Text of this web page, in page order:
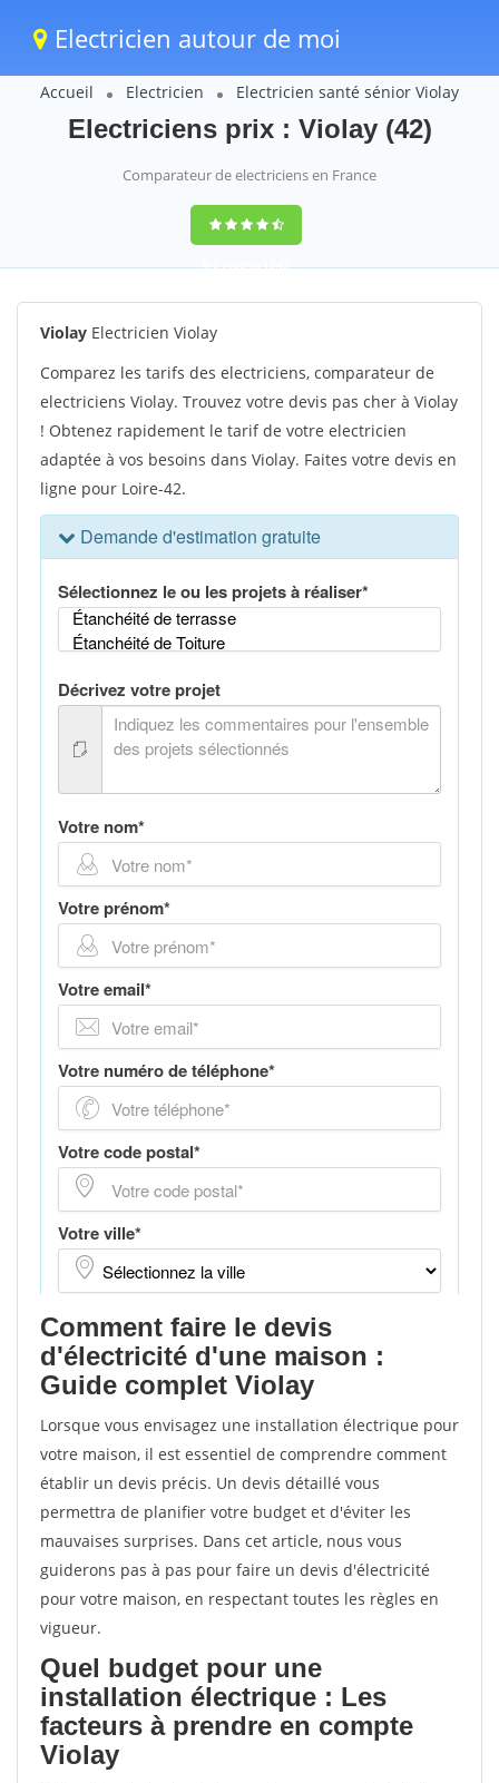
Electricien autour de moi
Accueil Electricien Electricien santé sénior Violay
Electriciens prix : Violay (42)
Comparateur de electriciens en France
9,2(100%)1242
votes
Violay Electricien Violay
Comparez les tarifs des electriciens, comparateur de
electriciens Violay. Trouvez votre devis pas cher à Violay
! Obtenez rapidement le tarif de votre electricien
adaptée à vos besoins dans Violay. Faites votre devis en
ligne pour Loire-42.
Comment faire le devis
d'électricité d'une maison :
Guide complet Violay
Lorsque vous envisagez une installation électrique pour
votre maison, il est essentiel de comprendre comment
établir un devis précis. Un devis détaillé vous
permettra de planifier votre budget et d'éviter les
mauvaises surprises. Dans cet article, nous vous
guiderons pas à pas pour faire un devis d'électricité
pour votre maison, en respectant toutes les règles en
vigueur.
Quel budget pour une
installation électrique : Les
facteurs à prendre en compte
Violay